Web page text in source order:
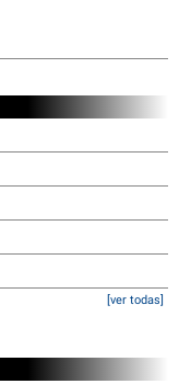
[ver todas]